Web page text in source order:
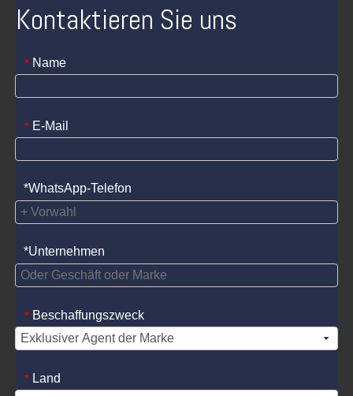
Kontaktieren Sie uns
* Name
* E-Mail
*WhatsApp-Telefon
*Unternehmen
* Beschaffungszweck
* Land